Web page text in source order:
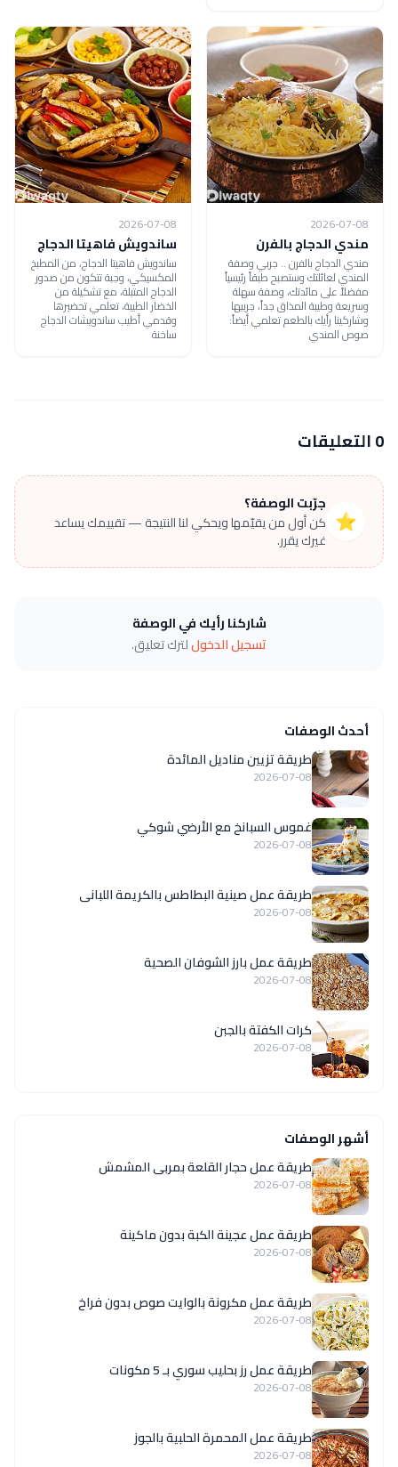
2026-07-08
مندي الدجاج بالفرن
مندي الدجاج بالفرن .. جربي وصفة
المندي لعائلتك وستصبح طبقاً رئيسياً
مفضلاً على مائدتك، وصفة سهلة
وسريعة وطيبة المذاق جداً، جربيها
وشاركينا رأيك بالطعم تعلمي أيضاً:
صوص المندي
2026-07-08
ساندويش فاهيتا الدجاج
ساندويش فاهيتا الدجاج، من المطبخ
المكسيكي، وجبة تتكون من صدور
الدجاج المتبلة، مع تشكيلة من
الخضار الطيبة، تعلمي تحضيرها
وقدمي أطيب ساندويشات الدجاج
ساخنة
0 التعليقات
⭐
جرّبت الوصفة؟
كن أول من يقيّمها ويحكي لنا النتيجة — تقييمك يساعد
غيرك يقرر.
شاركنا رأيك في الوصفة
تسجيل الدخوللترك تعليق.
أحدث الوصفات
طريقة تزيين مناديل المائدة
2026-07-08
غموس السبانخ مع الأرضي شوكي
2026-07-08
طريقة عمل صينية البطاطس بالكريمة اللبانى
2026-07-08
طريقة عمل بارز الشوفان الصحية
2026-07-08
كرات الكفتة بالجبن
2026-07-08
أشهر الوصفات
طريقة عمل حجار القلعة بمربى المشمش
2026-07-08
طريقة عمل عجينة الكبة بدون ماكينة
2026-07-08
طريقة عمل مكرونة بالوايت صوص بدون فراخ
2026-07-08
طريقة عمل رز بحليب سوري بـ 5 مكونات
2026-07-08
طريقة عمل المحمرة الحلبية بالجوز
2026-07-08